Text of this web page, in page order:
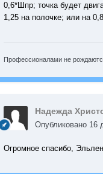
0,6*Шпр; точка будет
1,25 на полочке; или на
Профессионалами не
Надежда
Опубликовано 16
Огромное спасибо,